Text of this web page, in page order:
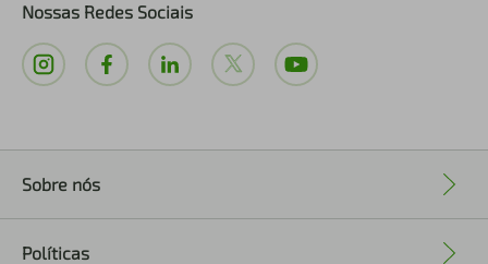
Nossas Redes Sociais
Sobre nós
Políticas